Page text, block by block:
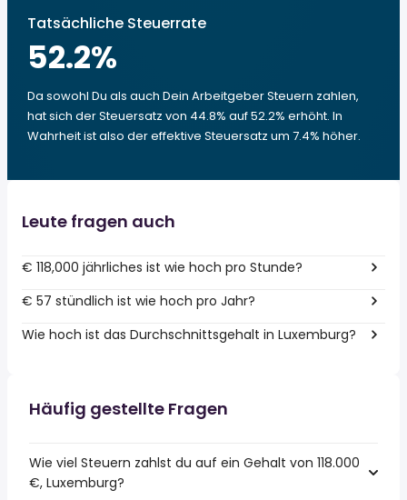
Tatsächliche Steuerrate
52.2%
Da sowohl Du als auch Dein Arbeitgeber Steuern zahlen,
hat sich der Steuersatz von 44.8% auf 52.2% erhöht. In
Wahrheit ist also der effektive Steuersatz um 7.4% höher.
Leute fragen auch
€ 118,000 jährliches ist wie hoch pro Stunde?
€ 57 stündlich ist wie hoch pro Jahr?
Wie hoch ist das Durchschnittsgehalt in Luxemburg?
Häufig gestellte Fragen
Wie viel Steuern zahlst du auf ein Gehalt von 118.000
€, Luxemburg?